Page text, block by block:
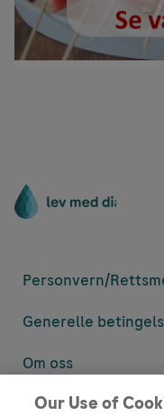
Personvern/
Generelle
Om oss
Denne nettsiden
Our Use of